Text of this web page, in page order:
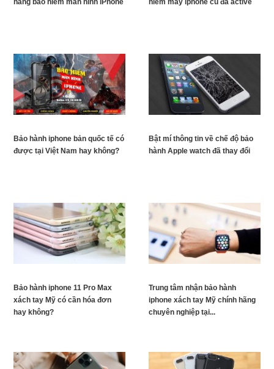
hàng bảo hiểm màn hình iPhone hiểm máy iphone cũ đã active
Bảo hành iphone bản quốc tế có
được tại Việt Nam hay không?
Bật mí thông tin về chế độ bảo
hành Apple watch đã thay đổi
Bảo hành iphone 11 Pro Max
xách tay Mỹ có cần hóa đơn
hay không?
Trung tâm nhận bảo hành
iphone xách tay Mỹ chính hãng
chuyên nghiệp tại...